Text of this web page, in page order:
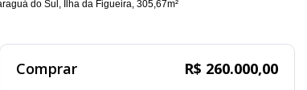
Comprar R$ 260.000,00